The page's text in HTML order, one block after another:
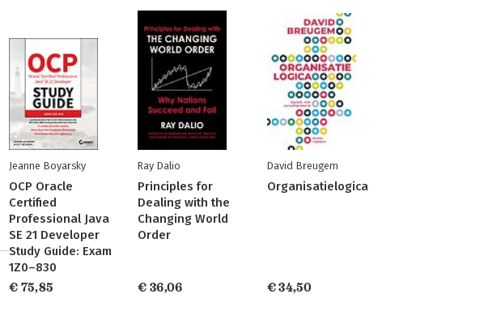
Jeanne Boyarsky
OCP Oracle
Certified
Professional Java
SE 21 Developer
Study Guide: Exam
1Z0–830
€ 75,85
Ray Dalio
Principles for
Dealing with the
Changing World
Order
€ 36,06
David Breugem
Organisatielogica
€ 34,50